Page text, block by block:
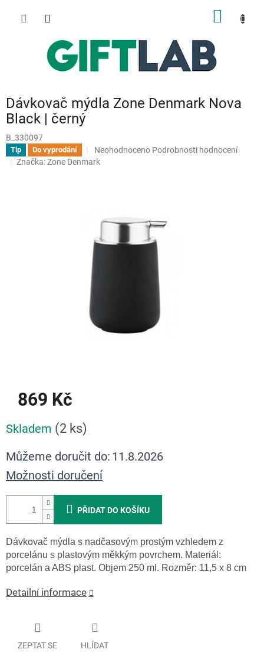
Dávkovač mýdla Zone Denmark Nova
Black | černý
B_330097
Tip Do vyprodání
Průměrné
hodnocení
hvězdiček.
Neohodnoceno Podrobnosti hodnocení
Značka:Zone Denmark
869 Kč
cena:
Skladem (2 ks)
Můžeme doručit do: 11.8.2026
Možnosti doručení
PŘIDAT DO KOŠÍKU
Dávkovač mýdla s nadčasovým prostým vzhledem z
porcelánu s plastovým měkkým povrchem. Materiál:
porcelán a ABS plast. Objem 250 ml. Rozměr: 11,5 x 8 cm
Detailní informace
ZEPTAT SE HLÍDAT